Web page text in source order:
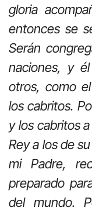
gloria
entonces se
Serán
naciones, y
otros, como
los cabritos.
y los cabritos
Rey a los de
mi Padre,
preparado
del mundo.